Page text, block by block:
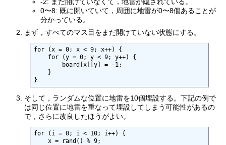
0〜8: 既に開いていて，周囲に地雷が0〜8個あることが
分かっている。
まず，すべてのマス目をまだ開けていない状態にする。
for (x = 0; x < 9; x++) {
}
そして，ランダムな位置に地雷を10個埋設する。下記の例で
は同じ位置に地雷を重なって埋設してしまう可能性があるの
で，さらに改良したほうがよい。
for (i = 0; i < 10; i++) {